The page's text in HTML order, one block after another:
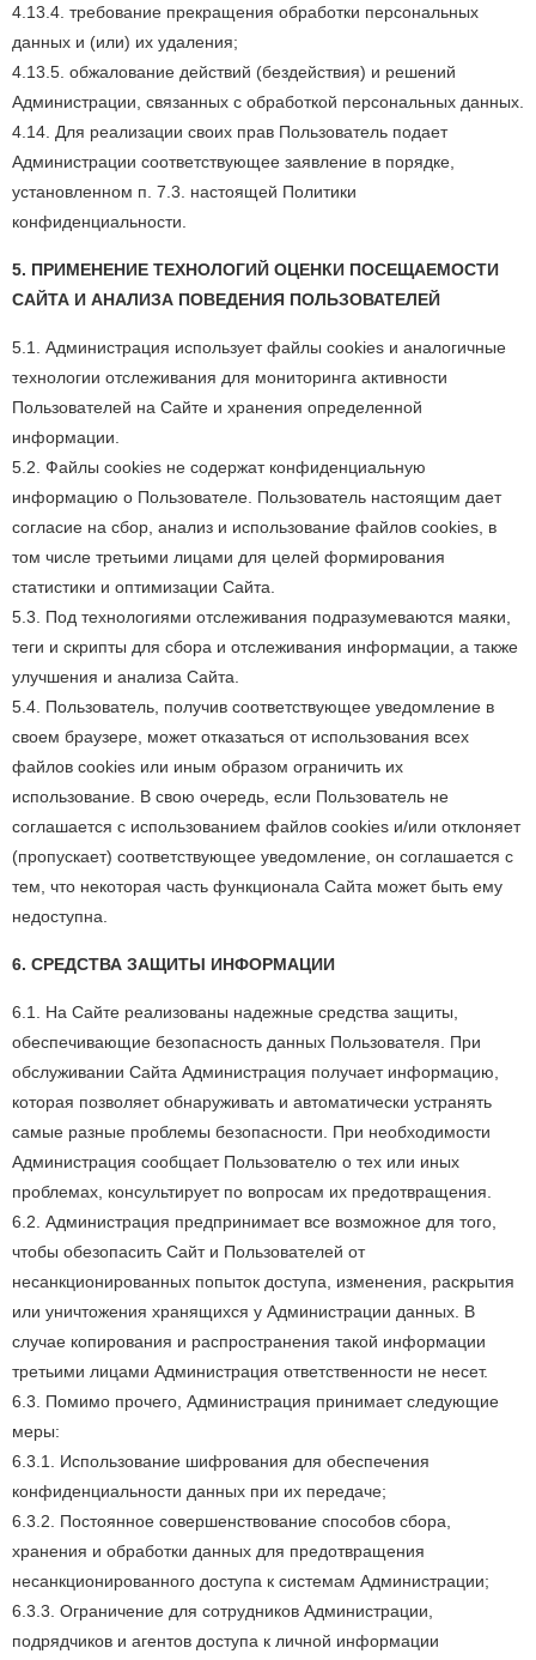
4.13.4. требование прекращения обработки персональных
данных и (или) их удаления;
4.13.5. обжалование действий (бездействия) и решений
Администрации, связанных с обработкой персональных данных.
4.14. Для реализации своих прав Пользователь подает
Администрации соответствующее заявление в порядке,
установленном п. 7.3. настоящей Политики
конфиденциальности.
5. ПРИМЕНЕНИЕ ТЕХНОЛОГИЙ ОЦЕНКИ ПОСЕЩАЕМОСТИ
САЙТА И АНАЛИЗА ПОВЕДЕНИЯ ПОЛЬЗОВАТЕЛЕЙ
5.1. Администрация использует файлы cookies и аналогичные
технологии отслеживания для мониторинга активности
Пользователей на Сайте и хранения определенной
информации.
5.2. Файлы cookies не содержат конфиденциальную
информацию о Пользователе. Пользователь настоящим дает
согласие на сбор, анализ и использование файлов cookies, в
том числе третьими лицами для целей формирования
статистики и оптимизации Сайта.
5.3. Под технологиями отслеживания подразумеваются маяки,
теги и скрипты для сбора и отслеживания информации, а также
улучшения и анализа Сайта.
5.4. Пользователь, получив соответствующее уведомление в
своем браузере, может отказаться от использования всех
файлов cookies или иным образом ограничить их
использование. В свою очередь, если Пользователь не
соглашается с использованием файлов cookies и/или отклоняет
(пропускает) соответствующее уведомление, он соглашается с
тем, что некоторая часть функционала Сайта может быть ему
недоступна.
6. СРЕДСТВА ЗАЩИТЫ ИНФОРМАЦИИ
6.1. На Сайте реализованы надежные средства защиты,
обеспечивающие безопасность данных Пользователя. При
обслуживании Сайта Администрация получает информацию,
которая позволяет обнаруживать и автоматически устранять
самые разные проблемы безопасности. При необходимости
Администрация сообщает Пользователю о тех или иных
проблемах, консультирует по вопросам их предотвращения.
6.2. Администрация предпринимает все возможное для того,
чтобы обезопасить Сайт и Пользователей от
несанкционированных попыток доступа, изменения, раскрытия
или уничтожения хранящихся у Администрации данных. В
случае копирования и распространения такой информации
третьими лицами Администрация ответственности не несет.
6.3. Помимо прочего, Администрация принимает следующие
меры:
6.3.1. Использование шифрования для обеспечения
конфиденциальности данных при их передаче;
6.3.2. Постоянное совершенствование способов сбора,
хранения и обработки данных для предотвращения
несанкционированного доступа к системам Администрации;
6.3.3. Ограничение для сотрудников Администрации,
подрядчиков и агентов доступа к личной информации